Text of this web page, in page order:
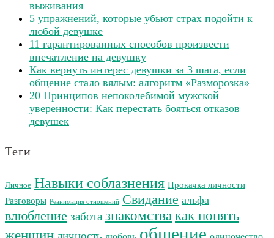
выживания
5 упражнений, которые убьют страх подойти к
любой девушке
11 гарантированных способов произвести
впечатление на девушку
Как вернуть интерес девушки за 3 шага, если
общение стало вялым: алгоритм «Разморозка»
20 Принципов непоколебимой мужской
уверенности: Как перестать бояться отказов
девушек
Теги
Личное Навыки соблазнения Прокачка личности
Разговоры Реанимация отношений Свидание альфа
влюбление забота знакомства как понять
женщин
общение